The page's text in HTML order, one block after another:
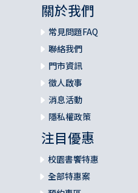
關於我們
常見問題FAQ
聯絡我們
門市資訊
徵人啟事
消息活動
隱私權政策
注目優惠
校園書饗特惠
全部特惠案